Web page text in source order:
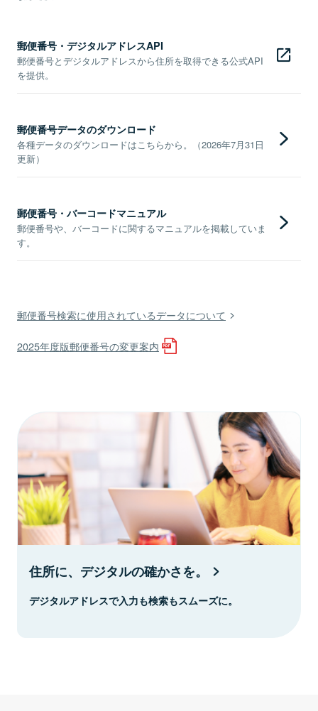
郵便番号・デジタルアドレスAPI
郵便番号とデジタルアドレスから住所を取得できる公式API
を提供。
郵便番号データのダウンロード
各種データのダウンロードはこちらから。（2026年7月31日
更新）
郵便番号・バーコードマニュアル
郵便番号や、バーコードに関するマニュアルを掲載していま
す。
郵便番号検索に使用されているデータについて
2025年度版郵便番号の変更案内
住所に、デジタルの確かさを。
デジタルアドレスで入力も検索もスムーズに。